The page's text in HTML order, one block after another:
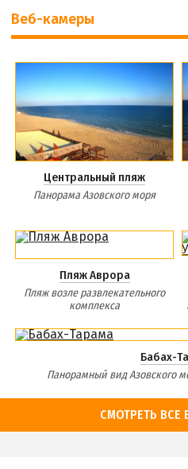
Веб-камеры
Центральный пляж
Панорама Азовского моря
Пляж Аврора
Пляж возле развлекательного
комплекса
Бабах-
Панорамный вид Азовского
СМОТРЕТЬ ВСЕ